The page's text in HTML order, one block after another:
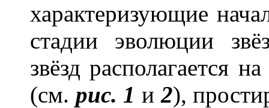
характеризующие
стадии эволюции
звёзд располагается
(см. рис. 1 и2),